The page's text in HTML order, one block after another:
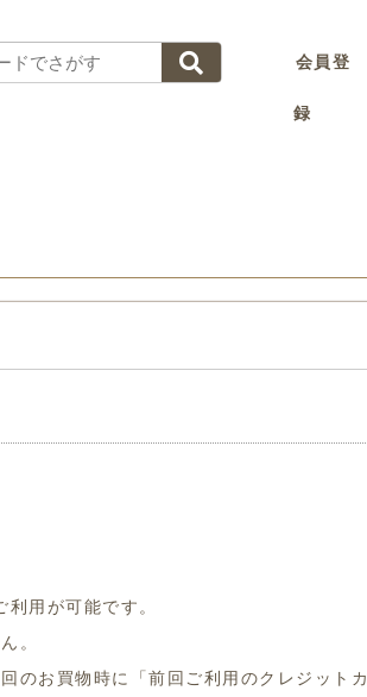
会員登
録
用が可能です。
。
のお買物時に「前回ご利用のクレジットカ